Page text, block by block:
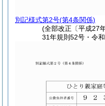
別記様式第2号(第4条関係)
(全部改正〔平成27
31年規則52号・令